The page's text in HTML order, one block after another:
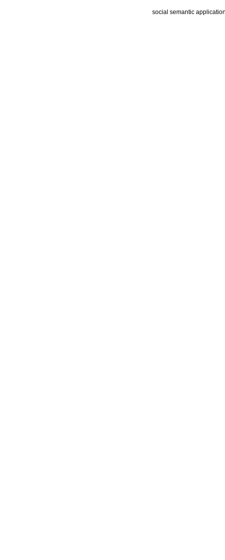
social semantic